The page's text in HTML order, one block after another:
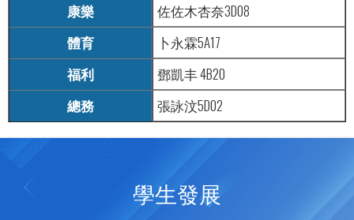
康樂
佐佐木杏奈3D08
體育
卜永霖5A17
福利
鄧凱丰 4B20
總務
張詠汶5D02
學生發展